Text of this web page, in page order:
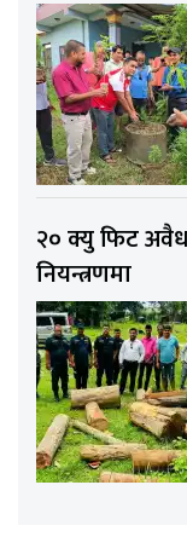
२० क्यु फिट अवैध
नियन्त्रणमा